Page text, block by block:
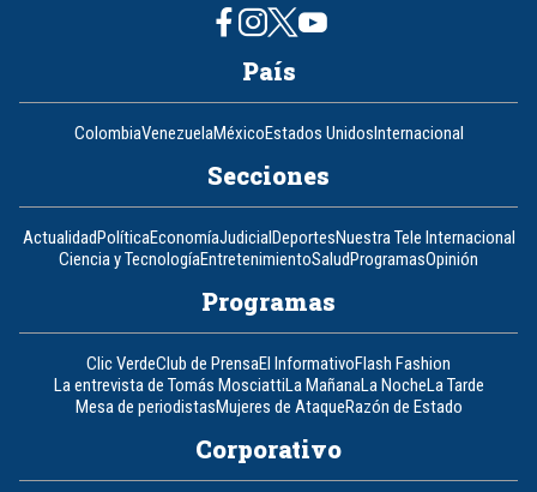
País
ColombiaVenezuelaMéxicoEstados UnidosInternacional
Secciones
ActualidadPolíticaEconomíaJudicialDeportesNuestra Tele Internacional
Ciencia y TecnologíaEntretenimientoSaludProgramasOpinión
Programas
Clic VerdeClub de PrensaEl InformativoFlash Fashion
La entrevista de Tomás MosciattiLa MañanaLa NocheLa Tarde
Mesa de periodistasMujeres de AtaqueRazón de Estado
Corporativo